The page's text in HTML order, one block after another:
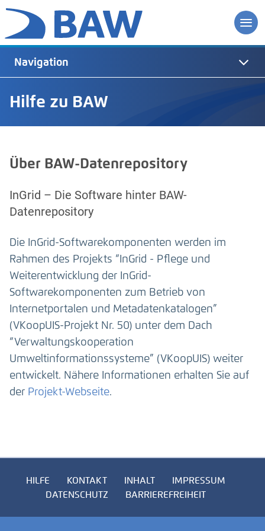
Hilfe zu BAW
Navigation
Über BAW-Datenrepository
InGrid – Die Software hinter BAW-
Datenrepository
Die InGrid-Softwarekomponenten werden im
Rahmen des Projekts “InGrid - Pflege und
Weiterentwicklung der InGrid-
Softwarekomponenten zum Betrieb von
Internetportalen und Metadatenkatalogen”
(VKoopUIS-Projekt Nr. 50) unter dem Dach
“Verwaltungskooperation
Umweltinformationssysteme” (VKoopUIS) weiter
entwickelt. Nähere Informationen erhalten Sie auf
der Projekt-Webseite.
HILFE KONTAKT INHALT
IMPRESSUM
DATENSCHUTZ
BARRIEREFREIHEIT